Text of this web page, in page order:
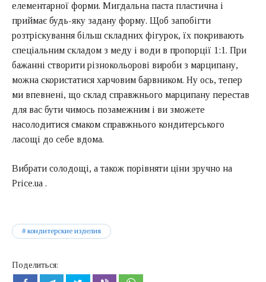
елементарної форми. Мигдальна паста пластична і
приймає будь-яку задану форму. Щоб запобігти
розтріскування більш складних фігурок, їх покривають
спеціальним складом з меду і води в пропорції 1:1. При
бажанні створити різнокольорові вироби з марципану,
можна скористатися харчовим барвником. Ну ось, тепер
ми впевнені, що склад справжнього марципану перестав
для вас бути чимось позамежним і ви зможете
насолодитися смаком справжнього кондитерського
ласощі до себе вдома.
Вибрати солодощі, а також порівняти ціни зручно на
Price.ua .
кондитерские изделия
Поделиться: